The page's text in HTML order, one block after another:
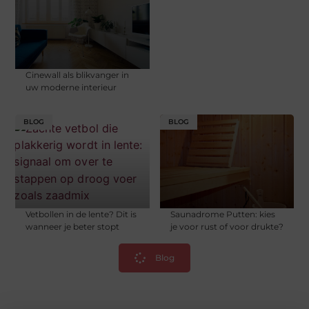
Cinewall als blikvanger in
uw moderne interieur
BLOG
Vetbollen in de lente? Dit is
wanneer je beter stopt
BLOG
Saunadrome Putten: kies
je voor rust of voor drukte?
Blog